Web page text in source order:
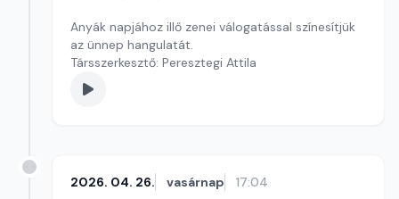
Anyák napjához illő zenei válogatással színesítjük
az ünnep hangulatát.
Társszerkesztő: Peresztegi Attila
2026. 04. 26. vasárnap 17:04